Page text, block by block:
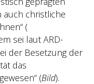
auch christliche
(
sei laut ARD-
der Besetzung der
das
(Bild).